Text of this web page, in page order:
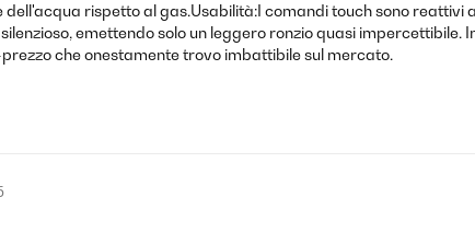
rispetto al gas.Usabilità:I comandi touch sono
emettendo solo un leggero ronzio quasi impercettibile.
che onestamente trovo imbattibile sul mercato.